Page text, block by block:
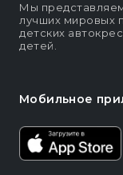
Мы
лучших мировых
детских
детей.
Мобильное